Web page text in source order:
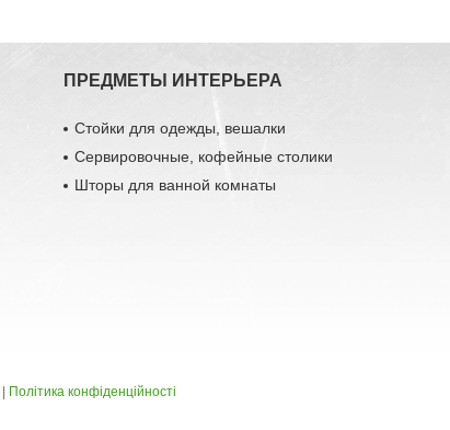
ПРЕДМЕТЫ ИНТЕРЬЕРА
Стойки для одежды, вешалки
Сервировочные, кофейные столики
Шторы для ванной комнаты
Політика конфіденційності